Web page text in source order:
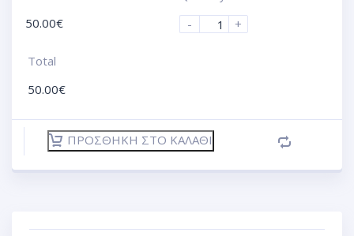
50.00€
-
+
Total
50.00€
ΠΡΟΣΘΉΚΗ ΣΤΟ ΚΑΛΆΘΙ